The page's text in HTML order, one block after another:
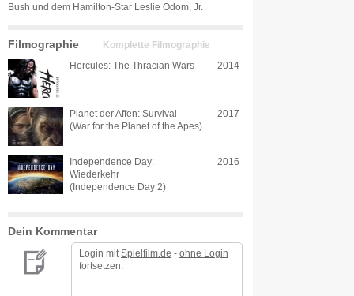
Bush und dem Hamilton-Star Leslie Odom, Jr.
Filmographie Komplette Filmographie
Hercules: The Thracian Wars 2014
Planet der Affen: Survival
(War for the Planet of the Apes)
2017
Independence Day:
Wiederkehr
(Independence Day 2)
2016
Dein Kommentar
Login mit Spielfilm.de - ohne Login
fortsetzen.